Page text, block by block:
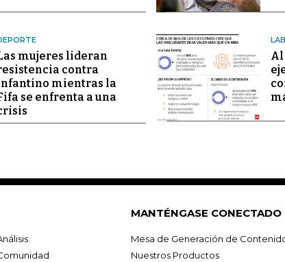
mujeres lideran
contra
mientras la
se enfrenta a una
Al
MANTÉNGASE CONECTADO
Mesa de Generación de
Nuestros Productos